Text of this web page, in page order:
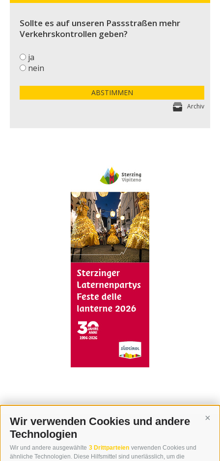
Wir verwenden Cookies und andere
Technologien
Wir und andere ausgewählte 3 Drittparteien verwenden Cookies und
ähnliche Technologien. Diese Hilfsmittel sind unerlässlich, um die
Sollte es auf unseren Passstraßen mehr
Verkehrskontrollen geben?
ja
nein
ABSTIMMEN
Archiv
KONTAKT
WIPP-MEDIA GMBH